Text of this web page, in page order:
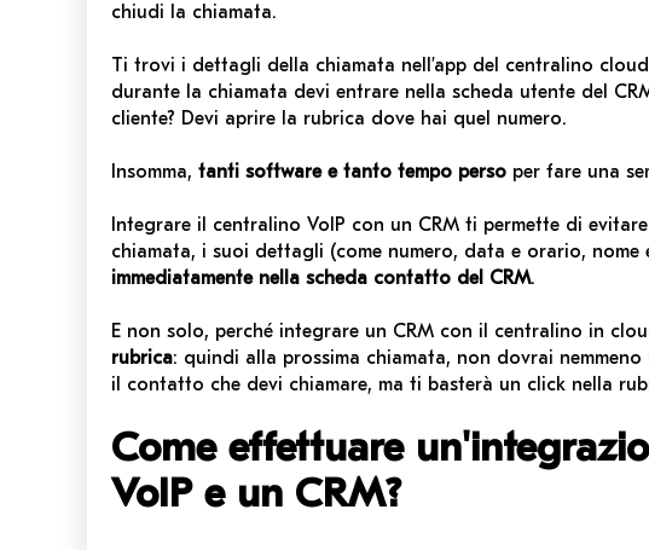
chiudi la chiamata.
Ti trovi i dettagli della chiamata nell’app del centralino
durante la chiamata devi entrare nella scheda utente del
cliente? Devi aprire la rubrica dove hai quel numero.
Insomma, tanti software e tanto tempo perso per fare una
Integrare il centralino VoIP con un CRM ti permette di
chiamata, i suoi dettagli (come numero, data e orario, nome
immediatamente nella scheda contatto del CRM.
E non solo, perché integrare un CRM con il centralino in
rubrica: quindi alla prossima chiamata, non dovrai
il contatto che devi chiamare, ma ti basterà un click nella
Come effettuare
VoIP e un CRM?